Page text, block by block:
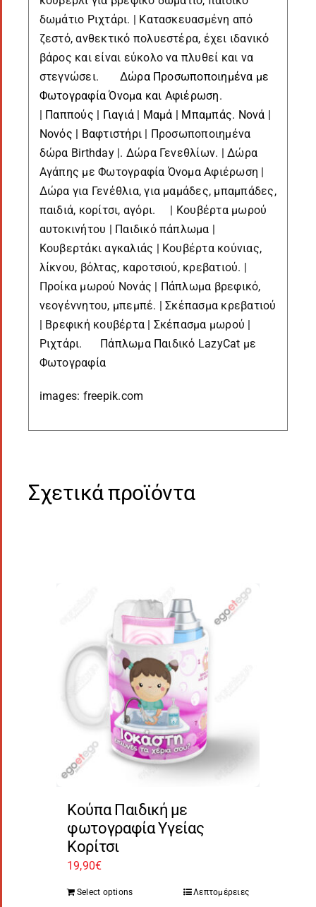
δωμάτιο Ριχτάρι. | Κατασκευασμένη από
ζεστό, ανθεκτικό πολυεστέρα, έχει ιδανικό
βάρος και είναι εύκολο να πλυθεί και να
στεγνώσει. Δώρα Προσωποποιημένα με
Φωτογραφία Όνομα και Αφιέρωση.
| Παππούς | Γιαγιά | Μαμά | Μπαμπάς. Νονά |
Νονός | Βαφτιστήρι | Προσωποποιημένα
δώρα Birthday |. Δώρα Γενεθλίων. | Δώρα
Αγάπης με Φωτογραφία Όνομα Αφιέρωση |
Δώρα για Γενέθλια, για μαμάδες, μπαμπάδες,
παιδιά, κορίτσι, αγόρι. | Κουβέρτα μωρού
αυτοκινήτου | Παιδικό πάπλωμα |
Κουβερτάκι αγκαλιάς | Κουβέρτα κούνιας,
λίκνου, βόλτας, καροτσιού, κρεβατιού. |
Προίκα μωρού Νονάς | Πάπλωμα βρεφικό,
νεογέννητου, μπεμπέ. | Σκέπασμα κρεβατιού
| Βρεφική κουβέρτα | Σκέπασμα μωρού |
Ριχτάρι. Πάπλωμα Παιδικό LazyCat με
Φωτογραφία
images: freepik.com
Σχετικά προϊόντα
Κούπα Παιδική με
φωτογραφία Υγείας
Κορίτσι
19,90€
Select options Λεπτομέρειες